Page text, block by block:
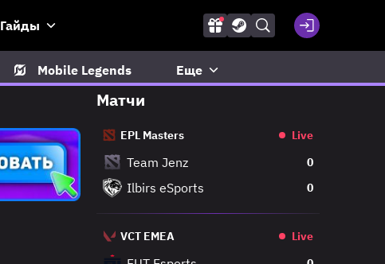
Гайды
Mobile Legends Еще
Матчи
EPL Masters Live
Team Jenz 0
Ilbirs eSports 0
VCT EMEA Live